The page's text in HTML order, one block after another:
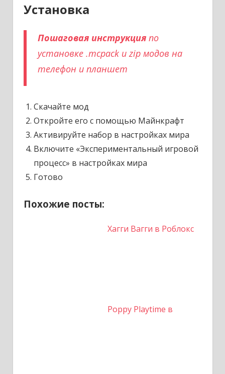
Установка
Пошаговая инструкция по
установке .mcpack и zip модов на
телефон и планшет
Скачайте мод
Откройте его с помощью Майнкрафт
Активируйте набор в настройках мира
Включите «Экспериментальный игровой
процесс» в настройках мира
Готово
Похожие посты:
Хагги Вагги в Роблокс
Poppy Playtime в